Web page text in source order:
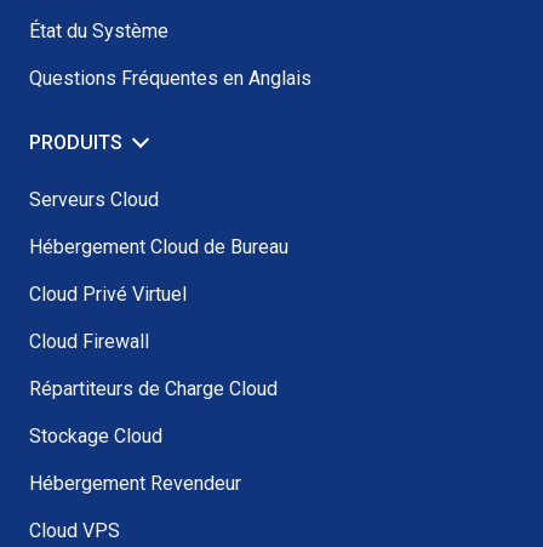
État du Système
Questions Fréquentes en Anglais
PRODUITS
Serveurs Cloud
Hébergement Cloud de Bureau
Cloud Privé Virtuel
Cloud Firewall
Répartiteurs de Charge Cloud
Stockage Cloud
Hébergement Revendeur
Cloud VPS